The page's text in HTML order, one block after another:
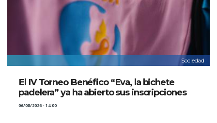
Sociedad
El IV Torneo Benéfico “Eva, la bichete
padelera” ya ha abierto sus inscripciones
06/08/2026 - 14:00